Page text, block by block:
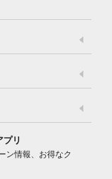
シーポリシー
免責事項
プリ
ン情報、お得なク